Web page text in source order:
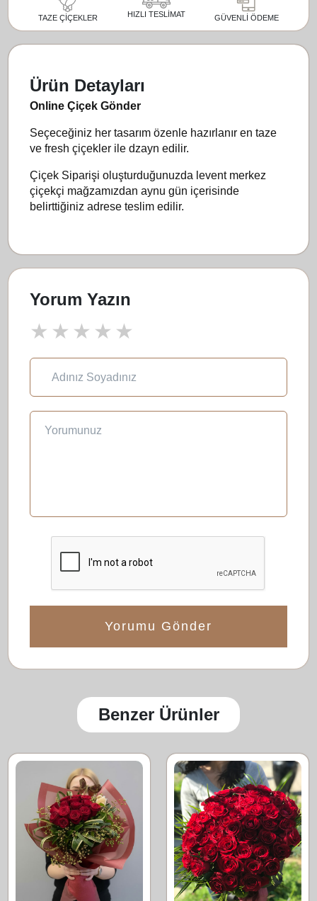
TAZE ÇİÇEKLER HIZLI TESLİMAT GÜVENLİ ÖDEME
Ürün Detayları
Online Çiçek Gönder
Seçeceğiniz her tasarım özenle hazırlanır en taze
ve fresh çiçekler ile dzayn edilir.
Çiçek Siparişi oluşturduğunuzda levent merkez
çiçekçi mağzamızdan aynu gün içerisinde
belirttiğiniz adrese teslim edilir.
Yorum Yazın
Yorumu Gönder
Benzer Ürünler